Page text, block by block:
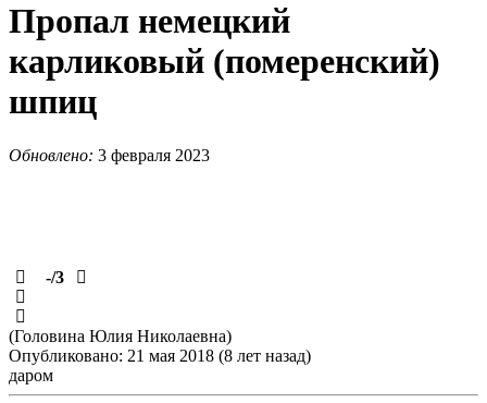
Пропал немецкий
карликовый (померенский)
шпиц
Обновлено: 3 февраля 2023
-/3
(Головина Юлия Николаевна)
Опубликовано: 21 мая 2018 (8 лет назад)
даром